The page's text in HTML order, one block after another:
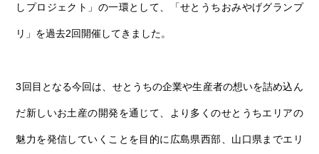
しプロジェクト」の一環として、「せとうちおみやげグランプ
リ」を過去2回開催してきました。
3回目となる今回は、せとうちの企業や生産者の想いを詰め込ん
だ新しいお土産の開発を通じて、より多くのせとうちエリアの
魅力を発信していくことを目的に広島県西部、山口県までエリ